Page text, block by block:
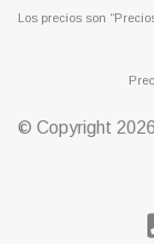
Los precios son
© Copyright 2026